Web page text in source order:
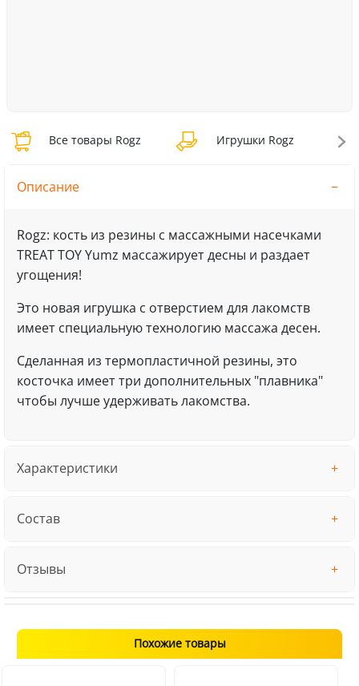
Все товары Rogz Игрушки Rogz
Описание
Rogz: кость из резины с массажными насечками
TREAT TOY Yumz массажирует десны и раздает
угощения!
Это новая игрушка с отверстием для лакомств
имеет специальную технологию массажа десен.
Сделанная из термопластичной резины, это
косточка имеет три дополнительных "плавника"
чтобы лучше удерживать лакомства.
Характеристики
Состав
Отзывы
Похожие товары